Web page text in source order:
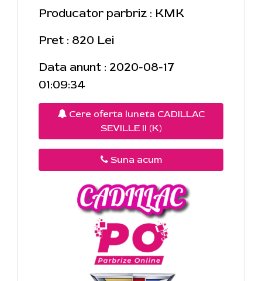
Producator parbriz : KMK
Pret : 820 Lei
Data anunt : 2020-08-17
01:09:34
Cere oferta luneta CADILLAC
SEVILLE II (K)
Suna acum